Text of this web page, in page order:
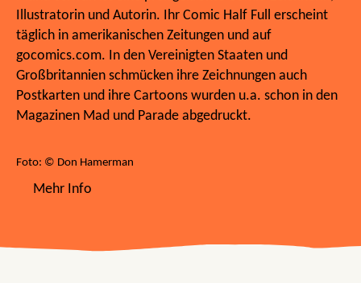
Illustratorin und Autorin. Ihr Comic Half Full erscheint
täglich in amerikanischen Zeitungen und auf
gocomics.com. In den Vereinigten Staaten und
Großbritannien schmücken ihre Zeichnungen auch
Postkarten und ihre Cartoons wurden u.a. schon in den
Magazinen Mad und Parade abgedruckt.
Foto: © Don Hamerman
Mehr Info